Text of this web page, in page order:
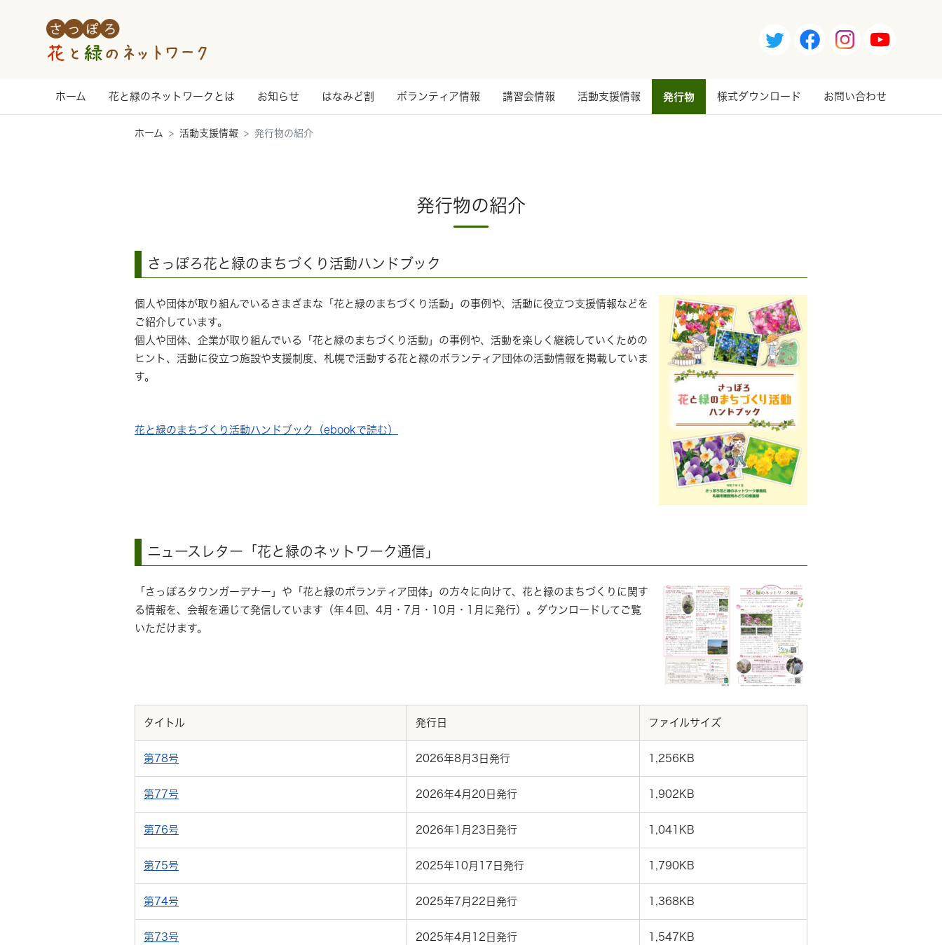
ホーム 花と緑のネットワークとは お知らせ はなみど割 ボランティア情報 講習会情報 活動支援情報 発行物 様式ダウンロード お問い合わせ
ホーム 活動支援情報 発行物の紹介
発行物の紹介
さっぽろ花と緑のまちづくり活動ハンドブック
個人や団体が取り組んでいるさまざまな「花と緑のまちづくり活動」の事例や、活動に役立つ支援情報などを
ご紹介しています。
個人や団体、企業が取り組んでいる「花と緑のまちづくり活動」の事例や、活動を楽しく継続していくための
ヒント、活動に役立つ施設や支援制度、札幌で活動する花と緑のボランティア団体の活動情報を掲載していま
す。
花と緑のまちづくり活動ハンドブック（ebookで読む）
ニュースレター「花と緑のネットワーク通信」
「さっぽろタウンガーデナー」や「花と緑のボランティア団体」の方々に向けて、花と緑のまちづくりに関す
る情報を、会報を通じて発信しています（年４回、4月・7月・10月・1月に発行）。ダウンロードしてご覧
いただけます。
タイトル 発行日 ファイルサイズ
第78号 2026年8月3日発行 1,256KB
第77号 2026年4月20日発行 1,902KB
第76号 2026年1月23日発行 1,041KB
第75号 2025年10月17日発行 1,790KB
第74号 2025年7月22日発行 1,368KB
第73号 2025年4月12日発行 1,547KB